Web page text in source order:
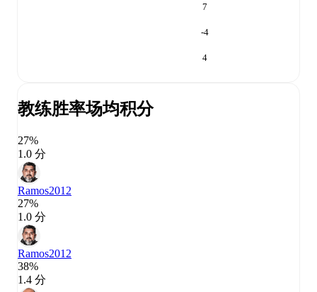
7
-4
4
教练胜率场均积分
27%
1.0 分
Ramos2012
27%
1.0 分
Ramos2012
38%
1.4 分